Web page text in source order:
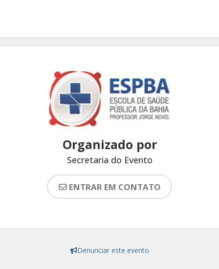
Organizado por
Secretaria do Evento
ENTRAR EM CONTATO
Denunciar este evento